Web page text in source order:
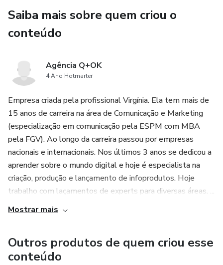
importante para o profissional ter condição de atender à
auditorias, saber defender um orçamento destinado para a
E por fim, no quinto pilar, que são as métricas e controles,
um dos pilares que considero mais importantes, onde me
saber para medir a saúde e eficácia dos programas de
conscientização.
Seja você um profissional que domina!
- Certificado ao fim do curso (100% de aulas assistidas)
- Mentoria: Exclusivo para os 10 primeiros alunos.
Saiba mais sobre quem criou o
conteúdo
Agência Q+OK
4 Ano Hotmarter
Empresa criada pela profissional Virgínia. Ela tem mais de
15 anos de carreira na área de Comunicação e Marketing
(especialização em comunicação pela ESPM com MBA
pela FGV). Ao longo da carreira passou por empresas
nacionais e internacionais. Nos últimos 3 anos se dedicou a
aprender sobre o mundo digital e hoje é especialista na
criação, produção e lançamento de infoprodutos. Hoje
trabalho com laçamentos de experts para diversas áreas. ...
Mostrar mais
Outros produtos de quem criou esse
conteúdo